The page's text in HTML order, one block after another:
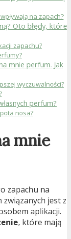
na zapach?
Oto błędy, które
zapachu?
mnie perfum. Jak
wyczuwalności?
perfum?
nosa?
mnie
zapachu na
jest z
aplikacji.
, które mają